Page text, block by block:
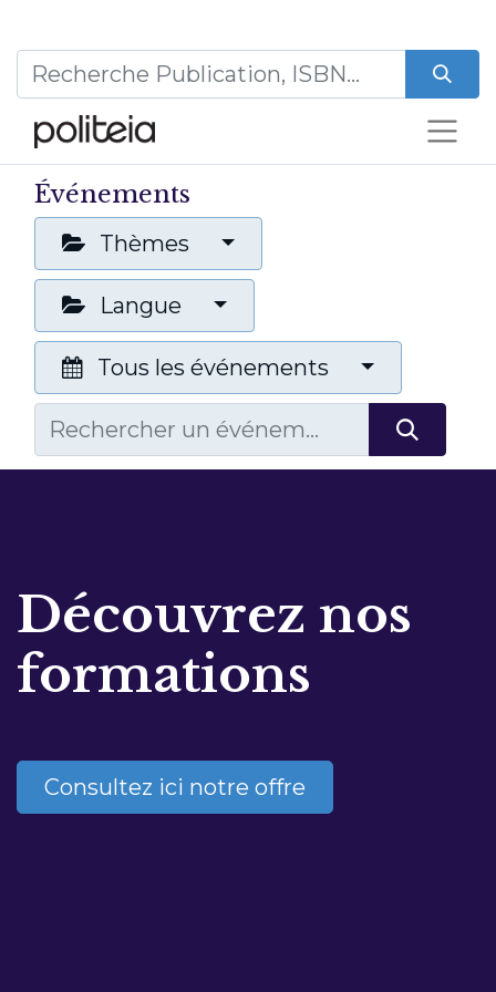
Événements
Thèmes
Langue
Tous les événements
Découvrez nos
formations
Consultez ici notre offre